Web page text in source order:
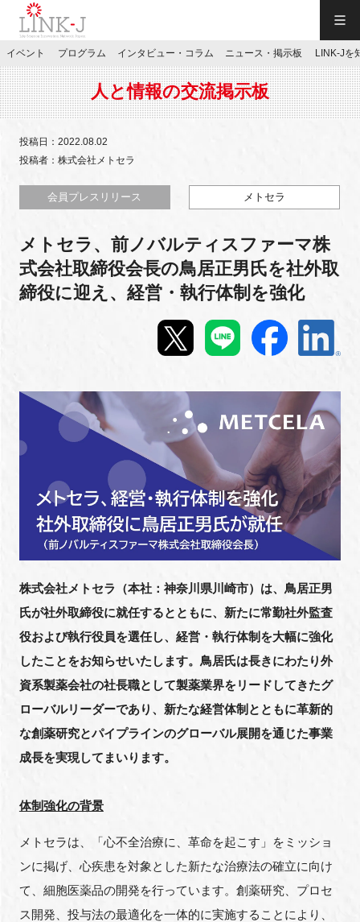
JP／EN
特別会員専用メニュー
施設ご予約
お問い合わせ
イベント
インタビュー・コラム
ニュース・掲示板
LINK-Jを知る
特別会員
施設・アクセス
FAQ
イベント プログラム インタビュー・コラム ニュース・掲示板 LINK-Jを
人と情報の交流掲示板
投稿日：2022.08.02
投稿者：株式会社メトセラ
会員プレスリリース メトセラ
メトセラ、前ノバルティスファーマ株
式会社取締役会長の鳥居正男氏を社外取
締役に迎え、経営・執行体制を強化
株式会社メトセラ（本社：神奈川県川崎市）は、鳥居正男
氏が社外取締役に就任するとともに、新たに常勤社外監査
役および執行役員を選任し、経営・執行体制を大幅に強化
したことをお知らせいたします。鳥居氏は長きにわたり外
資系製薬会社の社長職として製薬業界をリードしてきたグ
ローバルリーダーであり、新たな経営体制とともに革新的
な創薬研究とパイプラインのグローバル展開を通じた事業
成長を実現してまいります。
体制強化の背景
メトセラは、「心不全治療に、革命を起こす」をミッショ
ンに掲げ、心疾患を対象とした新たな治療法の確立に向け
て、細胞医薬品の開発を行っています。創薬研究、プロセ
ス開発、投与法の最適化を一体的に実施することにより、